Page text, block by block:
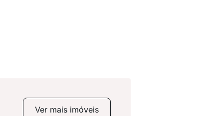
Ver mais imóveis